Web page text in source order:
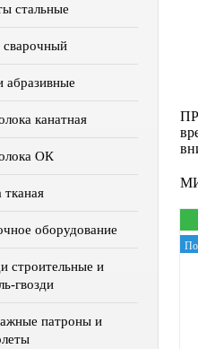
стальные
абразивные
канатная
ОК
тканая
оборудование
строительные и
гвозди
патроны и